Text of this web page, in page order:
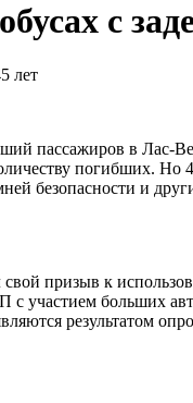
с
лет
пассажиров в Лас-
погибших. Но
безопасности и
призыв к
участием больших
результатом